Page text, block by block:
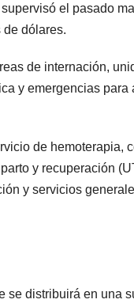
el pasado
de dólares.
de internación,
y emergencias
de hemoterapia,
y recuperación
y servicios
se distribuirá en una